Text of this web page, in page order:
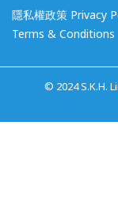
隱私權政策 Privacy
Terms & Conditions
© 2024 S.K.H.